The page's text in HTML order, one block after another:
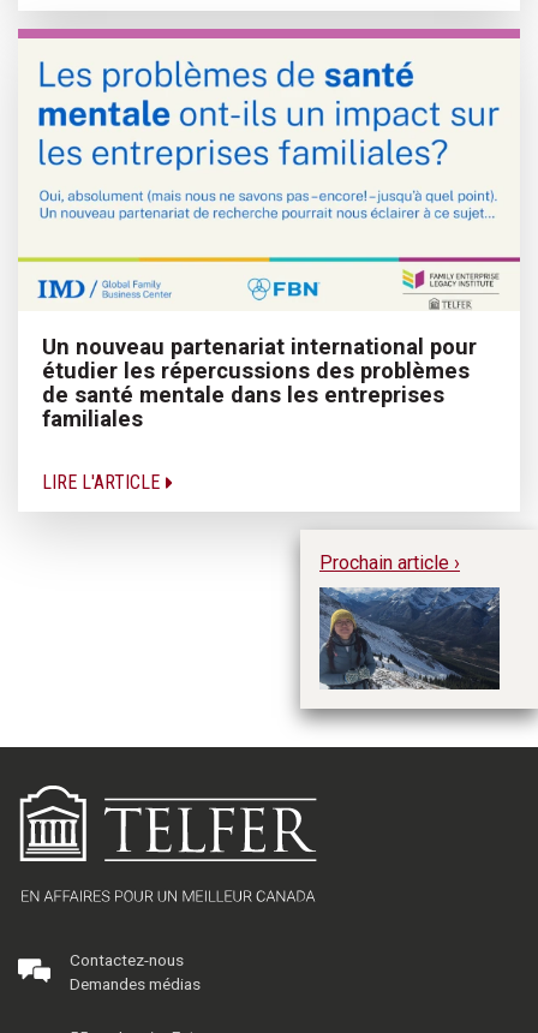
Un nouveau partenariat international pour
étudier les répercussions des problèmes
de santé mentale dans les entreprises
familiales
LIRE L'ARTICLE
Prochain article ›
Contactez-nous
Demandes médias